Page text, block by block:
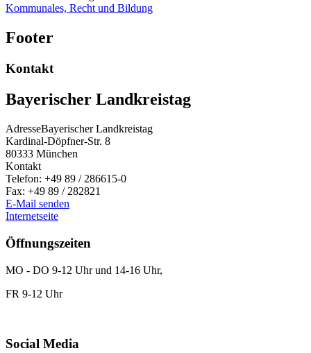
Kommunales, Recht und Bildung
Footer
Kontakt
Bayerischer Landkreistag
AdresseBayerischer Landkreistag
Kardinal-Döpfner-Str. 8
80333 München
Kontakt
Telefon: +49 89 / 286615-0
Fax: +49 89 / 282821
E-Mail senden
Internetseite
Öffnungszeiten
MO - DO 9-12 Uhr und 14-16 Uhr,
FR 9-12 Uhr
Social Media